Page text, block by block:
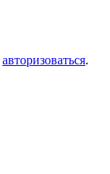
авторизоваться.